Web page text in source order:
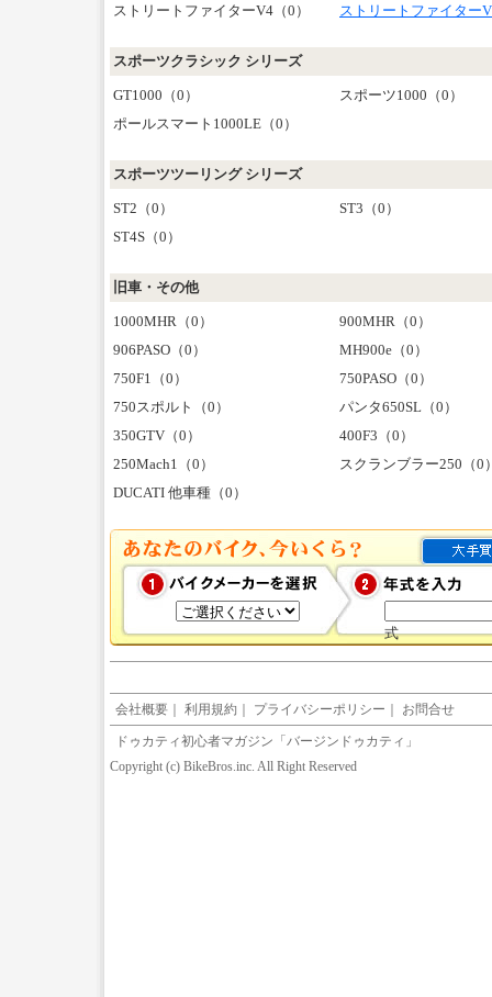
ストリートファイターV4（0）
ストリートファイター
スポーツクラシック シリーズ
GT1000（0）
スポーツ1000（0）
ポールスマート1000LE（0）
スポーツツーリング シリーズ
ST2（0）
ST3（0）
ST4S（0）
旧車・その他
1000MHR（0）
900MHR（0）
906PASO（0）
MH900e（0）
750F1（0）
750PASO（0）
750スポルト（0）
パンタ650SL（0）
350GTV（0）
400F3（0）
250Mach1（0）
スクランブラー250（0
DUCATI 他車種（0）
式
会社概要 ｜ 利用規約 ｜ プライバシーポリシー ｜ お問合せ
ドゥカティ初心者マガジン「バージンドゥカティ」
Copyright (c) BikeBros.inc. All Right Reserved